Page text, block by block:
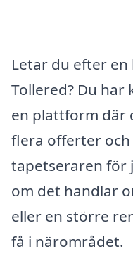
Letar du efter
Tollered? Du
en plattform där
flera offerter
tapetseraren för
om det handlar
eller en större
få i närområdet.